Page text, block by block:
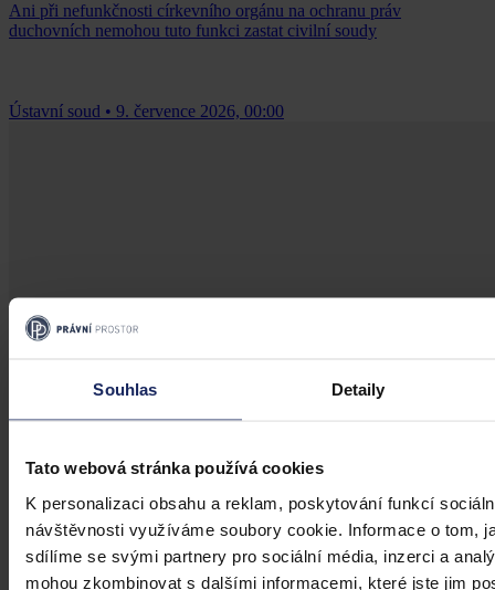
Souhlas Detaily
Tato webová stránka používá cookies
K personalizaci obsahu a reklam, poskytování funkcí
návštěvnosti využíváme soubory cookie. Informace o tom,
sdílíme se svými partnery pro sociální média, inzerci a
mohou zkombinovat s dalšími informacemi, které jste jim
Ani při nefunkčnosti církevního orgánu na ochranu práv
duchovních nemohou tuto funkci zastat civilní soudy
Ústavní soud • 9. července 2026, 00:00